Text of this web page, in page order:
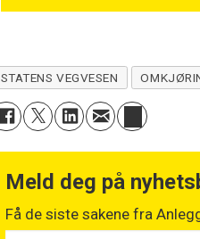
STATENS VEGVESEN
Meld deg på
Få de siste sakene fra